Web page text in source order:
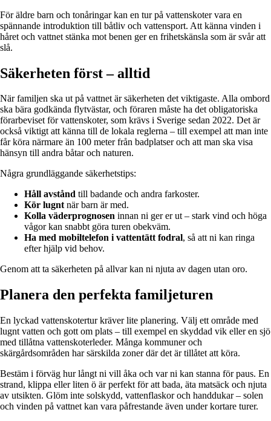
För äldre barn och tonåringar kan en tur på vattenskoter vara en
spännande introduktion till båtliv och vattensport. Att känna vinden i
håret och vattnet stänka mot benen ger en frihetskänsla som är svår att
slå.
Säkerheten först – alltid
När familjen ska ut på vattnet är säkerheten det viktigaste. Alla ombord
ska bära godkända flytvästar, och föraren måste ha det obligatoriska
förarbeviset för vattenskoter, som krävs i Sverige sedan 2022. Det är
också viktigt att känna till de lokala reglerna – till exempel att man inte
får köra närmare än 100 meter från badplatser och att man ska visa
hänsyn till andra båtar och naturen.
Några grundläggande säkerhetstips:
Håll avstånd till badande och andra farkoster.
Kör lugntnär barn är med.
Kolla väderprognosen innan ni ger er ut – stark vind och höga
vågor kan snabbt göra turen obekväm.
Ha med mobiltelefon i vattentätt fodral, så att ni kan ringa
efter hjälp vid behov.
Genom att ta säkerheten på allvar kan ni njuta av dagen utan oro.
Planera den perfekta familjeturen
En lyckad vattenskotertur kräver lite planering. Välj ett område med
lugnt vatten och gott om plats – till exempel en skyddad vik eller en sjö
med tillåtna vattenskoterleder. Många kommuner och
skärgårdsområden har särskilda zoner där det är tillåtet att köra.
Bestäm i förväg hur långt ni vill åka och var ni kan stanna för paus. En
strand, klippa eller liten ö är perfekt för att bada, äta matsäck och njuta
av utsikten. Glöm inte solskydd, vattenflaskor och handdukar – solen
och vinden på vattnet kan vara påfrestande även under kortare turer.